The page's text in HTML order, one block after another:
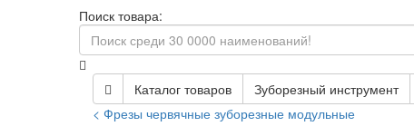
Поиск товара:
Каталог товаров Зуборезный инструмент
< Фрезы червячные зуборезные модульные